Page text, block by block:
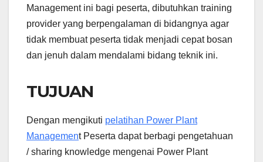
Management ini bagi peserta, dibutuhkan training
provider yang berpengalaman di bidangnya agar
tidak membuat peserta tidak menjadi cepat bosan
dan jenuh dalam mendalami bidang teknik ini.
TUJUAN
Dengan mengikuti pelatihan Power Plant
Management Peserta dapat berbagi pengetahuan
/ sharing knowledge mengenai Power Plant